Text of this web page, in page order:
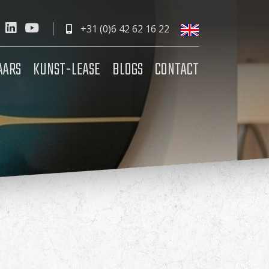
+31 (0)6 42 62 16 22
KUNST-LEASE BLOGS CONTACT
afspraak en laat alvast weten welke